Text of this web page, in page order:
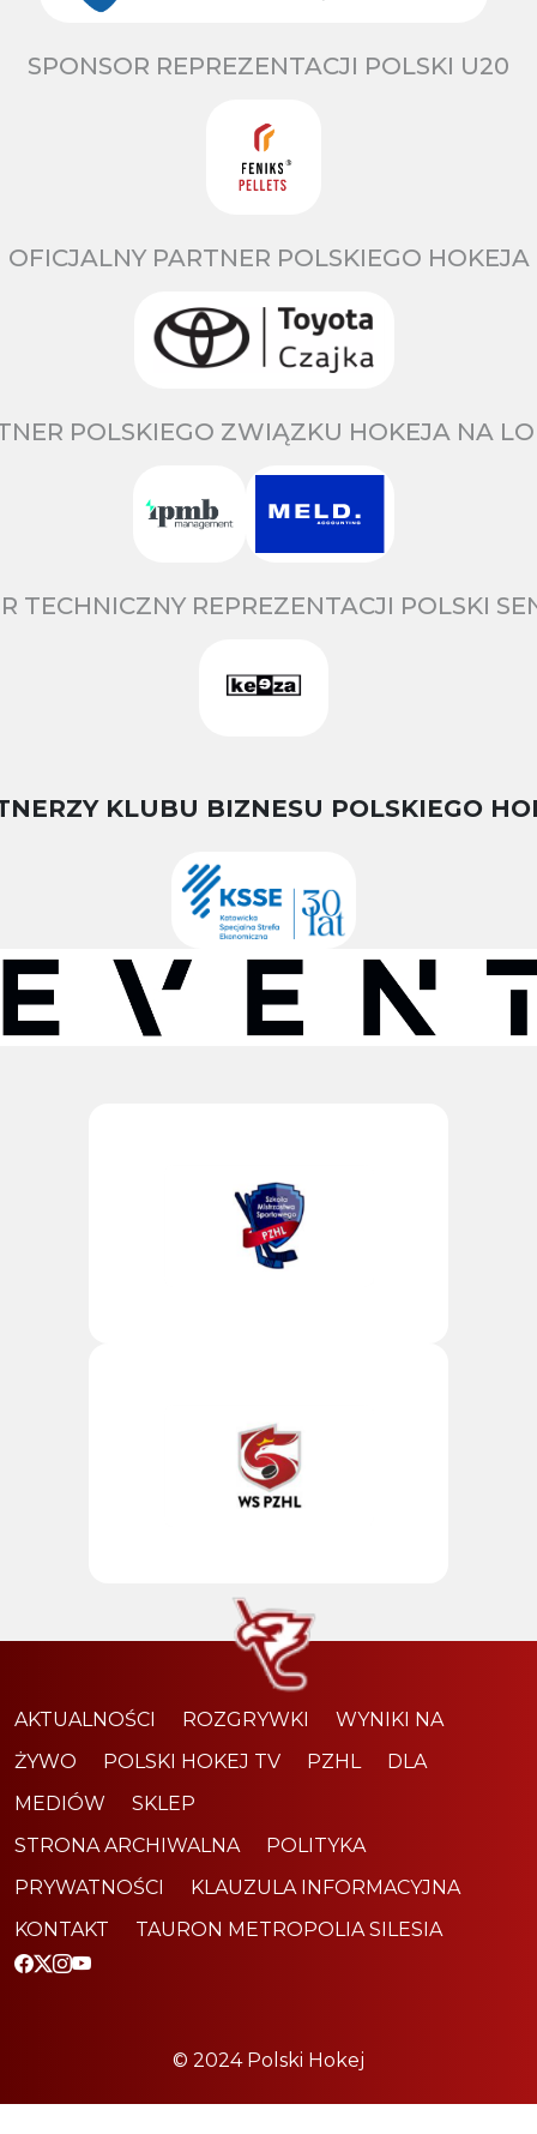
SPONSOR REPREZENTACJI POLSKI U20
OFICJALNY PARTNER POLSKIEGO HOKEJA
POLSKIEGO ZWIĄZKU HOKEJA NA
TECHNICZNY REPREZENTACJI POLSKI
KLUBU BIZNESU POLSKIEGO
AKTUALNOŚCI ROZGRYWKI
WYNIKI NA
ŻYWO
POLSKI HOKEJ TV PZHL
DLA
MEDIÓW
SKLEP
STRONA ARCHIWALNA
POLITYKA
PRYWATNOŚCI
KLAUZULA INFORMACYJNA
KONTAKT
TAURON METROPOLIA SILESIA
© 2024 Polski Hokej